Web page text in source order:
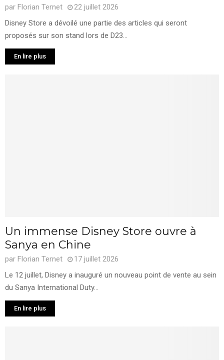
par Florian Ternet
22 juillet 2026
Disney Store a dévoilé une partie des articles qui seront
proposés sur son stand lors de D23...
En lire plus
Un immense Disney Store ouvre à
Sanya en Chine
par Florian Ternet
17 juillet 2026
Le 12 juillet, Disney a inauguré un nouveau point de vente au sein
du Sanya International Duty...
En lire plus